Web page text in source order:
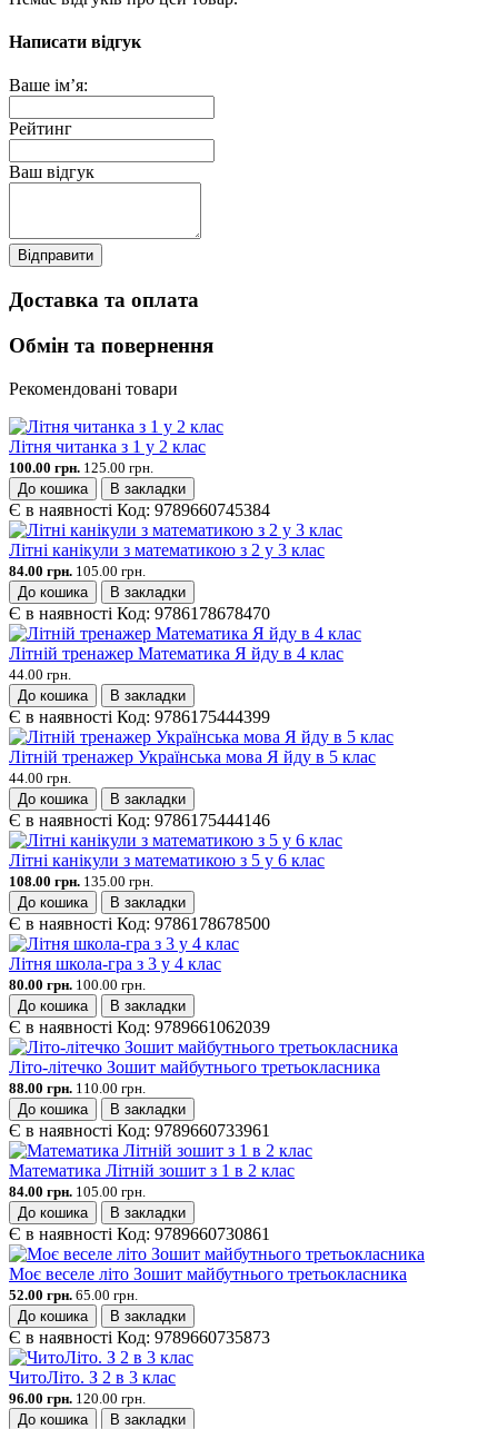
Написати відгук
Ваше ім’я:
Рейтинг
Ваш відгук
Відправити
Доставка та оплата
Обмін та повернення
Рекомендовані товари
Літня читанка з 1 у 2 клас
100.00 грн. 125.00 грн.
До кошика
В закладки
Є в наявності Код: 9789660745384
Літні канікули з математикою з 2 у 3 клас
84.00 грн. 105.00 грн.
До кошика
В закладки
Є в наявності Код: 9786178678470
Літній тренажер Математика Я йду в 4 клас
44.00 грн.
До кошика
В закладки
Є в наявності Код: 9786175444399
Літній тренажер Українська мова Я йду в 5 клас
44.00 грн.
До кошика
В закладки
Є в наявності Код: 9786175444146
Літні канікули з математикою з 5 у 6 клас
108.00 грн. 135.00 грн.
До кошика
В закладки
Є в наявності Код: 9786178678500
Літня школа-гра з 3 у 4 клас
80.00 грн. 100.00 грн.
До кошика
В закладки
Є в наявності Код: 9789661062039
Літо-літечко Зошит майбутнього третьокласника
88.00 грн. 110.00 грн.
До кошика
В закладки
Є в наявності Код: 9789660733961
Математика Літній зошит з 1 в 2 клас
84.00 грн. 105.00 грн.
До кошика
В закладки
Є в наявності Код: 9789660730861
Моє веселе літо Зошит майбутнього третьокласника
52.00 грн. 65.00 грн.
До кошика
В закладки
Є в наявності Код: 9789660735873
ЧитоЛіто. З 2 в 3 клас
96.00 грн. 120.00 грн.
До кошика
В закладки